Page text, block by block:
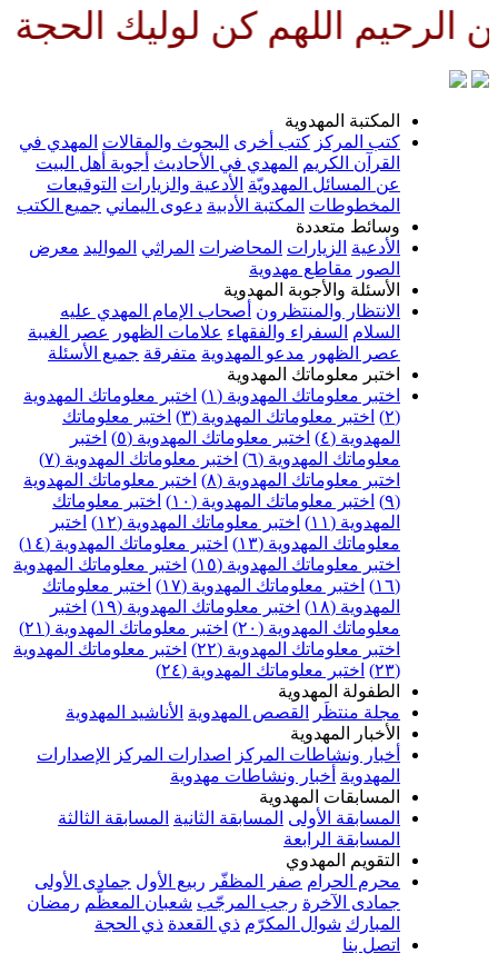
كن لوليك الحجة بن الحسن
المهدوية
كتب أخرى البحوث والمقالات المهدي في
المهدي في الأحاديث أجوبة أهل البيت
المسائل المهدويّة الأدعية والزيارات التوقيعات
المكتبة الأدبية دعوى اليماني جميع الكتب
متعددة
الزيارات المحاضرات المراثي المواليد معرض
مقاطع مهدوية
والأجوبة المهدوية
والمنتظرون أصحاب الإمام المهدي عليه
السفراء والفقهاء علامات الظهور عصر الغيبة
مدعو المهدوية متفرقة جميع الأسئلة
معلوماتك المهدوية
معلوماتك المهدوية (١)
اختبر معلوماتك المهدوية
اختبر معلوماتك المهدوية (٣)
اختبر معلوماتك
اختبر معلوماتك المهدوية (٥)
اختبر
المهدوية (٦)
اختبر معلوماتك المهدوية (٧)
معلوماتك المهدوية (٨)
اختبر معلوماتك المهدوية
اختبر معلوماتك المهدوية (١٠)
اختبر معلوماتك
اختبر معلوماتك المهدوية (١٢)
اختبر
المهدوية (١٣)
اختبر معلوماتك المهدوية (١٤)
معلوماتك المهدوية (١٥)
اختبر معلوماتك المهدوية
اختبر معلوماتك المهدوية (١٧)
اختبر معلوماتك
اختبر معلوماتك المهدوية (١٩)
اختبر
المهدوية (٢٠)
اختبر معلوماتك المهدوية (٢١)
معلوماتك المهدوية (٢٢)
اختبر معلوماتك المهدوية
اختبر معلوماتك المهدوية (٢٤)
المهدوية
منتظَر
القصص المهدوية الأناشيد المهدوية
المهدوية
ونشاطات المركز اصدارات المركز الإصدارات
أخبار ونشاطات مهدوية
المهدوية
الأولى المسابقة الثانية المسابقة الثالثة
الرابعة
المهدوي
الحرام
صفر المظفّر ربيع الأول جمادى الأولى
رجب المرجّب شعبان المعظّم رمضان
شوال المكرّم ذي القعدة ذي الحجة